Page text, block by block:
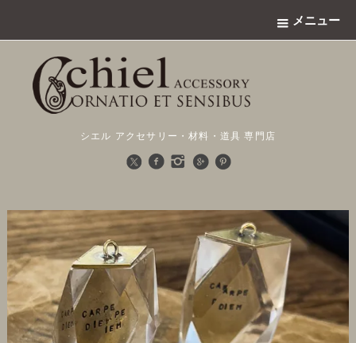
メニュー
シエル アクセサリー・材料・道具 専門店